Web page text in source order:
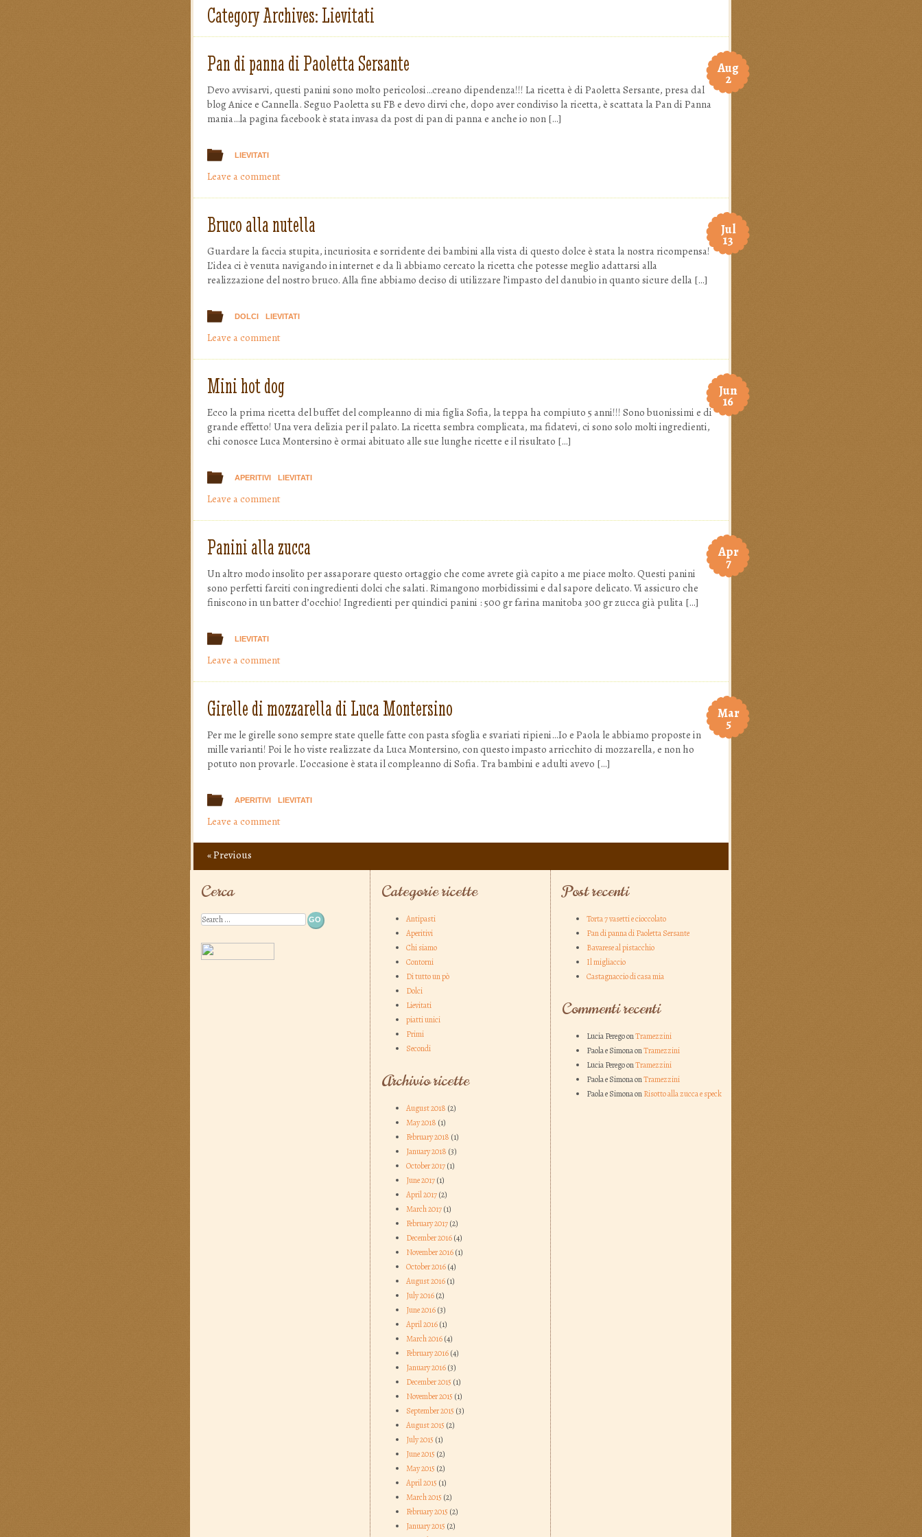
Category Archives:Lievitati
Aug
2
Pan di panna di Paoletta Sersante
Devo avvisarvi, questi panini sono molto pericolosi…creano dipendenza!!! La ricetta è di Paoletta Sersante, presa dal
blog Anice e Cannella. Seguo Paoletta su FB e devo dirvi che, dopo aver condiviso la ricetta, è scattata la Pan di Panna
mania…la pagina facebook è stata invasa da post di pan di panna e anche io non […]
LIEVITATI
Leave a comment
Jul
13
Bruco alla nutella
Guardare la faccia stupita, incuriosita e sorridente dei bambini alla vista di questo dolce è stata la nostra ricompensa!
L’idea ci è venuta navigando in internet e da lì abbiamo cercato la ricetta che potesse meglio adattarsi alla
realizzazione del nostro bruco. Alla fine abbiamo deciso di utilizzare l’impasto del danubio in quanto sicure della […]
DOLCI LIEVITATI
Leave a comment
Jun
16
Mini hot dog
Ecco la prima ricetta del buffet del compleanno di mia figlia Sofia, la teppa ha compiuto 5 anni!!! Sono buonissimi e di
grande effetto! Una vera delizia per il palato. La ricetta sembra complicata, ma fidatevi, ci sono solo molti ingredienti,
chi conosce Luca Montersino è ormai abituato alle sue lunghe ricette e il risultato […]
APERITIVI LIEVITATI
Leave a comment
Apr
7
Panini alla zucca
Un altro modo insolito per assaporare questo ortaggio che come avrete già capito a me piace molto. Questi panini
sono perfetti farciti con ingredienti dolci che salati. Rimangono morbidissimi e dal sapore delicato. Vi assicuro che
finiscono in un batter d’occhio! Ingredienti per quindici panini : 500 gr farina manitoba 300 gr zucca già pulita […]
LIEVITATI
Leave a comment
Mar
5
Girelle di mozzarella di Luca Montersino
Per me le girelle sono sempre state quelle fatte con pasta sfoglia e svariati ripieni…Io e Paola le abbiamo proposte in
mille varianti! Poi le ho viste realizzate da Luca Montersino, con questo impasto arricchito di mozzarella, e non ho
potuto non provarle. L’occasione è stata il compleanno di Sofia. Tra bambini e adulti avevo […]
APERITIVI LIEVITATI
Leave a comment
Post navigation
«Previous
Cerca
Search
Categorie ricette
Antipasti
Aperitivi
Chi siamo
Contorni
Di tutto un pò
Dolci
Lievitati
piatti unici
Primi
Secondi
Archivio ricette
August 2018 (2)
May 2018 (1)
February 2018 (1)
January 2018 (3)
October 2017(1)
June 2017(1)
April 2017(2)
March 2017(1)
February 2017(2)
December 2016(4)
November 2016(1)
October 2016(4)
August 2016(1)
July 2016(2)
June 2016(3)
April 2016(1)
March 2016(4)
February 2016(4)
January 2016(3)
December 2015 (1)
November 2015 (1)
September 2015 (3)
August 2015 (2)
July 2015 (1)
June 2015 (2)
May 2015 (2)
April 2015 (1)
March 2015 (2)
February 2015 (2)
January 2015 (2)
Post recenti
Torta 7 vasetti e cioccolato
Pan di panna di Paoletta Sersante
Bavarese al pistacchio
Il migliaccio
Castagnaccio di casa mia
Commenti recenti
Lucia Perego onTramezzini
Paola e Simona onTramezzini
Lucia Perego onTramezzini
Paola e Simona onTramezzini
Paola e Simona onRisotto alla zucca e speck